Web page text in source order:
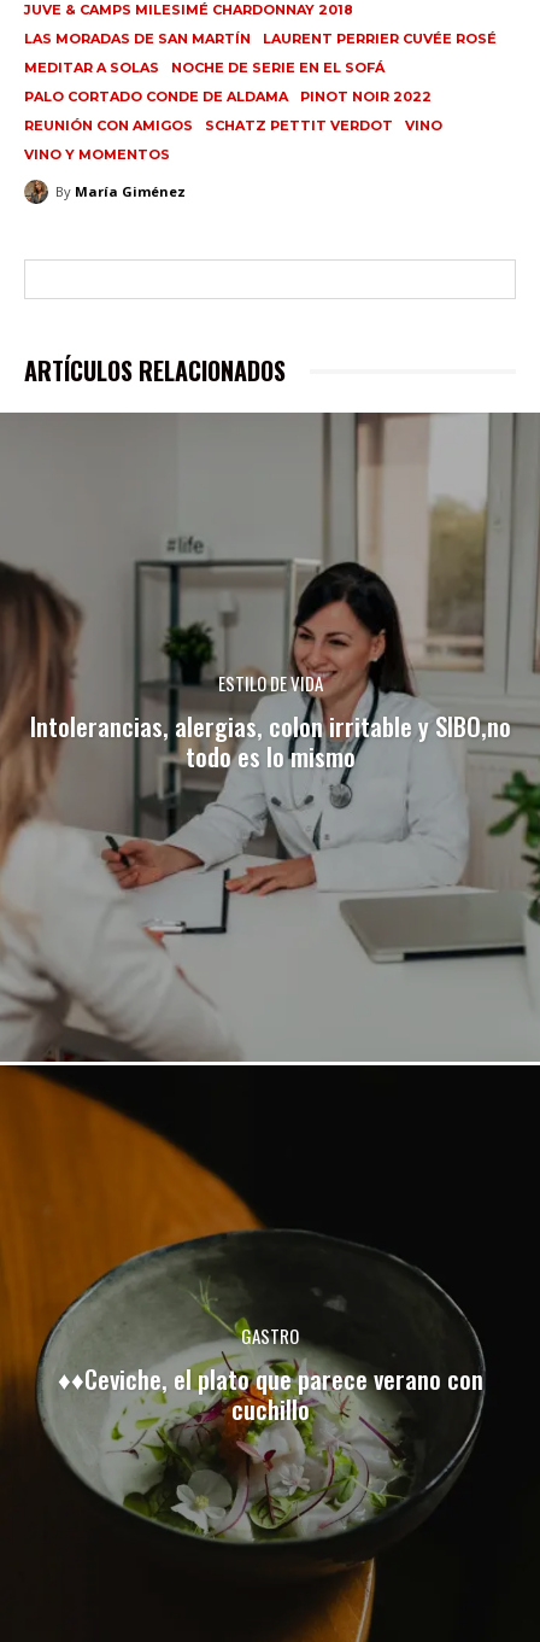
JUVE & CAMPS MILESIMÉ CHARDONNAY 2018
LAS MORADAS DE SAN MARTÍN
LAURENT PERRIER CUVÉE ROSÉ
MEDITAR A SOLAS
NOCHE DE SERIE EN EL SOFÁ
PALO CORTADO CONDE DE ALDAMA
PINOT NOIR 2022
REUNIÓN CON AMIGOS
SCHATZ PETTIT VERDOT
VINO
VINO Y MOMENTOS
By María Giménez
ARTÍCULOS RELACIONADOS
ESTILO DE VIDA
Intolerancias, alergias, colon irritable y SIBO,no
todo es lo mismo
GASTRO
♦♦Ceviche, el plato que parece verano con
cuchillo